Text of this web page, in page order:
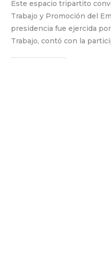
Este espacio tripartito
Trabajo y Promoción del
presidencia fue ejercida
Trabajo, contó con la